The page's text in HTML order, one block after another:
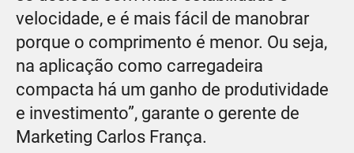
velocidade, e é mais fácil de manobrar
porque o comprimento é menor. Ou seja,
na aplicação como carregadeira
compacta há um ganho de produtividade
e investimento”, garante o gerente de
Marketing Carlos França.